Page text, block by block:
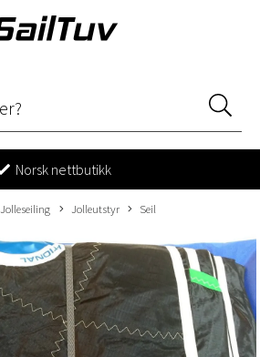
Norsk nettbutikk
Jolleseiling Jolleutstyr Seil